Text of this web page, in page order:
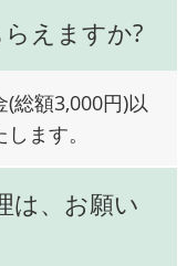
えますか?
総額3,000円)以
ます。
は、お願い